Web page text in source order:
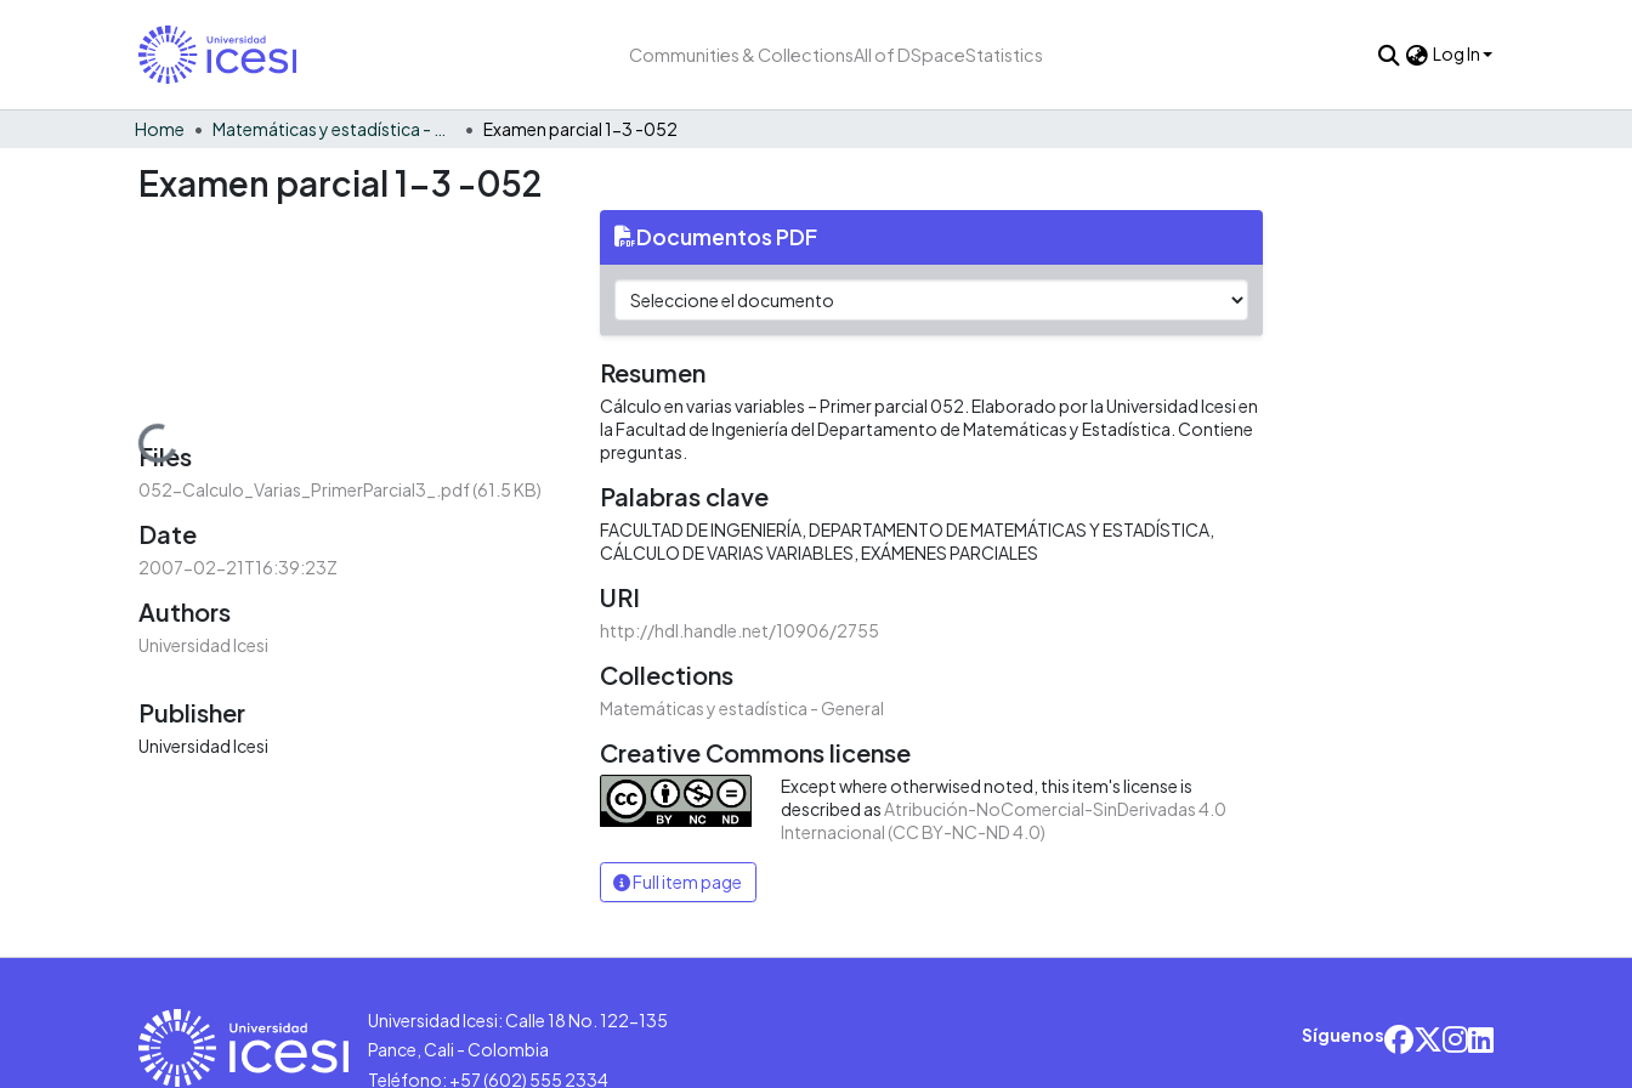
Communities & CollectionsAll of DSpaceStatistics Log In
Home Examen parcial 1-3 -052
Examen parcial 1-3 -052
Loading...
Files
052-Calculo_Varias_PrimerParcial3_.pdf(61.5 KB)
Date
2007-02-21T16:39:23Z
Authors
Universidad Icesi
Publisher
Universidad Icesi
Documentos PDF
Resumen
Cálculo en varias variables – Primer parcial 052. Elaborado por la Universidad Icesi en
la Facultad de Ingeniería del Departamento de Matemáticas y Estadística. Contiene
preguntas.
Palabras clave
FACULTAD DE INGENIERÍA DEPARTAMENTO DE MATEMÁTICAS Y ESTADÍSTICA
CÁLCULO DE VARIAS VARIABLES EXÁMENES PARCIALES
URI
http://hdl.handle.net/10906/2755
Collections
Matemáticas y estadística - General
Creative Commons license
Except where otherwised noted, this item's license is
described as Atribución-NoComercial-SinDerivadas 4.0
Internacional (CC BY-NC-ND 4.0)
Full item page
Universidad Icesi: Calle 18 No. 122-135
Pance, Cali - Colombia
Teléfono: +57 (602) 555 2334
Síguenos